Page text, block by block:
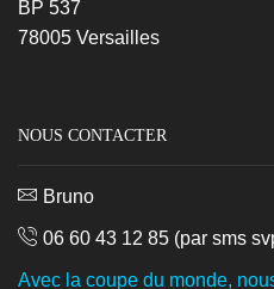
BP 537
78005 Versailles
NOUS CONTACTER
Bruno
06 60 43 12 85 (par sms
Avec la coupe du monde,